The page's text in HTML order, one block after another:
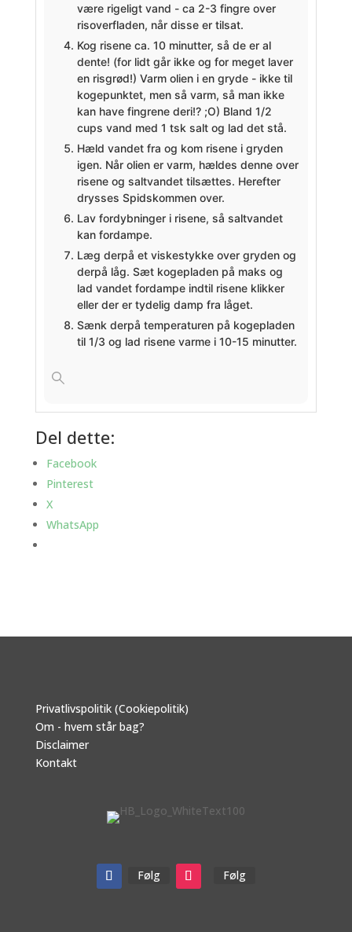
være rigeligt vand - ca 2-3 fingre over
risoverfladen, når disse er tilsat.
Kog risene ca. 10 minutter, så de er al
dente! (for lidt går ikke og for meget laver
en risgrød!) Varm olien i en gryde - ikke til
kogepunktet, men så varm, så man ikke
kan have fingrene deri!? ;O) Bland 1/2
cups vand med 1 tsk salt og lad det stå.
Hæld vandet fra og kom risene i gryden
igen. Når olien er varm, hældes denne over
risene og saltvandet tilsættes. Herefter
drysses Spidskommen over.
Lav fordybninger i risene, så saltvandet
kan fordampe.
Læg derpå et viskestykke over gryden og
derpå låg. Sæt kogepladen på maks og
lad vandet fordampe indtil risene klikker
eller der er tydelig damp fra låget.
Sænk derpå temperaturen på kogepladen
til 1/3 og lad risene varme i 10-15 minutter.
Del dette:
Facebook
Pinterest
X
WhatsApp
Privatlivspolitik (Cookiepolitik)
Om - hvem står bag?
Disclaimer
Kontakt
Følg Følg